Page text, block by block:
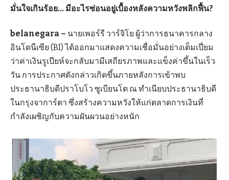
มั่นใจเกินร้อย… มีอะไรซ่อนอยู่เบื้องหลังความหวังพลิกฟื้น?
belanegara – นายเพอร์รี วาร์จิโย ผู้ว่าการธนาคารกลาง
อินโดนีเซีย (BI) ได้ออกมาแสดงความเชื่อมั่นอย่างเต็มเปี่ยม
ว่าค่าเงินรูเปียห์จะกลับมามีเสถียรภาพและแข็งค่าขึ้นในเร็ว
วัน การประกาศดังกล่าวเกิดขึ้นภายหลังการเข้าพบ
ประธานาธิบดีปราโบโว ซูเบียนโต ณ ทำเนียบประธานาธิบดี
ในกรุงจาการ์ตา ซึ่งสร้างความหวังให้แก่ตลาดการเงินที่
กำลังเผชิญกับความผันผวนอย่างหนัก